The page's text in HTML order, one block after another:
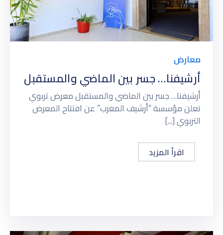
معارض
أرشيفنا… جسر بين الماضي والمستقبل
أرشيفنا… جسر بين الماضي والمستقبل معرض تربوي
تعلن مؤسسة “أرشيف المغرب” عن افتتاح المعرض
التربوي [...]
اقرأ المزيد